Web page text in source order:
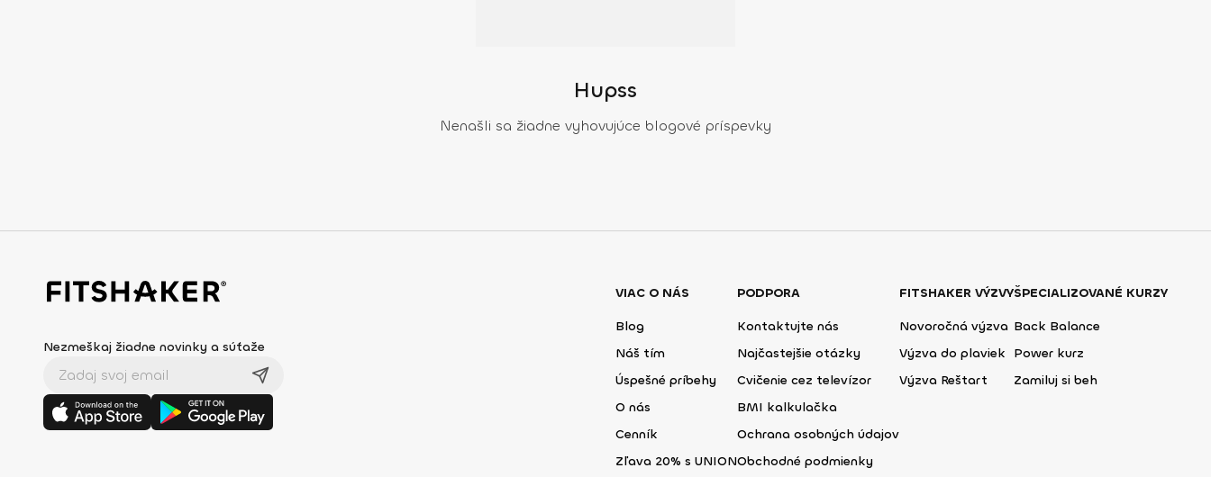
Hupss
Nenašli sa žiadne vyhovujúce blogové príspevky
Nezmeškaj žiadne novinky a súťaže
VIAC O NÁS
Blog
Náš tím
Úspešné príbehy
O nás
Cenník
Zľava 20% s UNION
PODPORA
Kontaktujte nás
Najčastejšie otázky
Cvičenie cez televízor
BMI kalkulačka
Ochrana osobných údajov
Obchodné podmienky
FITSHAKER VÝZVY
Novoročná výzva
Výzva do plaviek
Výzva Reštart
ŠPECIALIZOVANÉ KURZY
Back Balance
Power kurz
Zamiluj si beh